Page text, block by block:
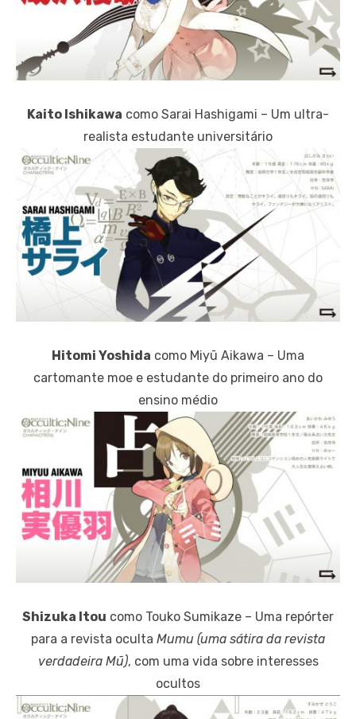
Kaito Ishikawa como Sarai Hashigami – Um ultra-
realista estudante universitário
Hitomi Yoshida como Miyū Aikawa – Uma
cartomante moe e estudante do primeiro ano do
ensino médio
Shizuka Itou como Touko Sumikaze – Uma repórter
para a revista oculta Mumu (uma sátira da revista
verdadeira Mū), com uma vida sobre interesses
ocultos